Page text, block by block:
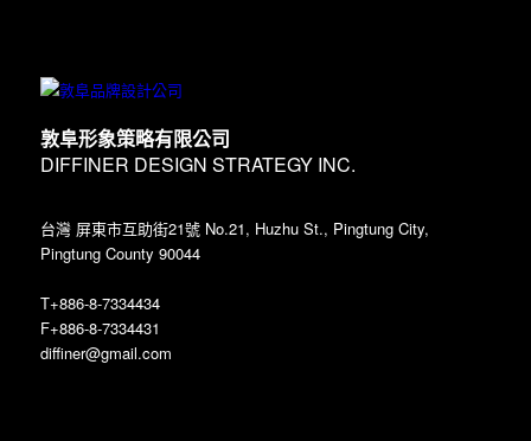
敦阜形象策略有限公司
DIFFINER DESIGN STRATEGY INC.
台灣 屏東市互助街21號 No.21, Huzhu St., Pingtung City,
Pingtung County 90044
T+886-8-7334434
F+886-8-7334431
diffiner@gmail.com